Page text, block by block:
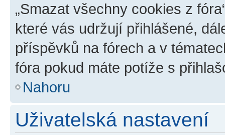
„Smazat všechny cookies z
které vás udržují přihlášené,
příspěvků na fórech a v
fóra pokud máte potíže s
Nahoru
Uživatelská nastavení